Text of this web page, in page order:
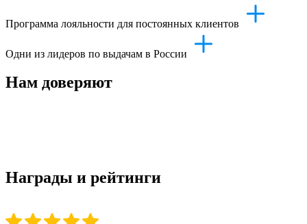
Программа лояльности для постоянных клиентов
Одни из лидеров по выдачам в России
Нам доверяют
Награды и рейтинги